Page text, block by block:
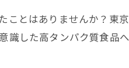
ことはありませんか？東
識した高タンパク質食品